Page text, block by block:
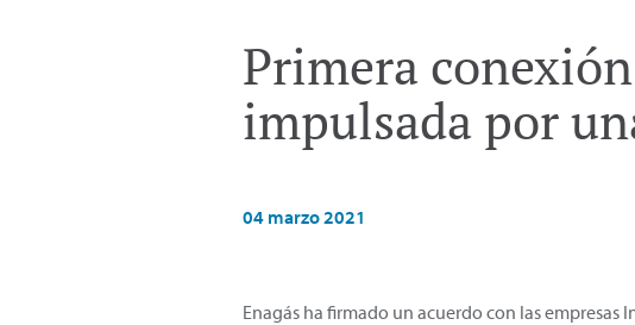
Primera
impulsada por
04 marzo 2021
Enagás ha firmado un acuerdo con las empresas